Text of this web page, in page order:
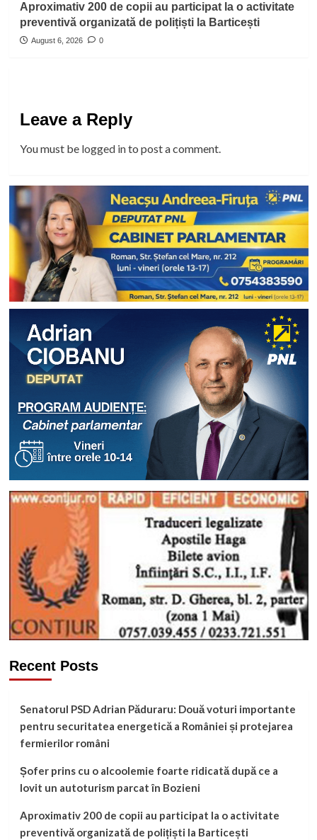
Aproximativ 200 de copii au participat la o activitate
preventivă organizată de polițiști la Barticești
August 6, 2026 0
Leave a Reply
You must be logged into post a comment.
Recent Posts
Senatorul PSD Adrian Păduraru: Două voturi importante
pentru securitatea energetică a României și protejarea
fermierilor români
Șofer prins cu o alcoolemie foarte ridicată după ce a
lovit un autoturism parcat în Bozieni
Aproximativ 200 de copii au participat la o activitate
preventivă organizată de polițiști la Barticești